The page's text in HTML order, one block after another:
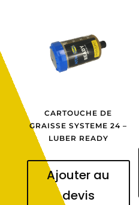
CARTOUCHE DE
GRAISSE SYSTEME 24 –
LUBER READY
Ajouter au
devis